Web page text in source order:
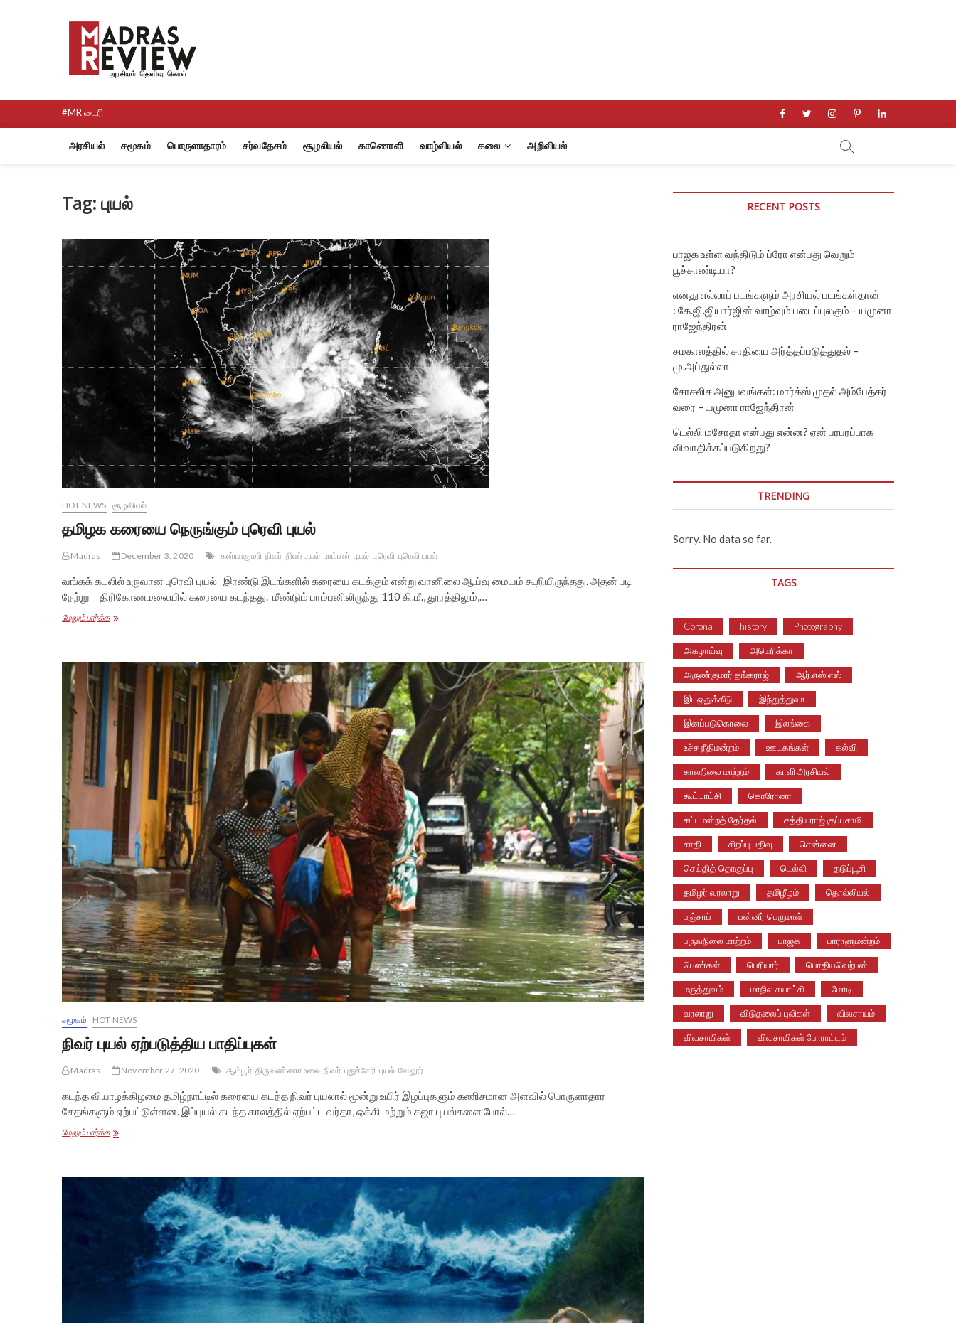
Madras Review
#MR டைரி facebooktwitterinstagrampinterestlinkedin
அரசியல் சமூகம் பொருளாதாரம் சர்வதேசம் சூழலியல் காணொளி வாழ்வியல் கலை அறிவியல்
Tag: புயல்
HOT NEWS சூழலியல்
தமிழக கரையை நெருங்கும் புரெவி புயல்
Madras December 3, 2020 கன்யாகுமரி நிவர் நிவர் புயல் பாம்பன் புயல் புரெவி புரெவி புயல்
வங்கக் கடலில் உருவான புரெவி புயல் இரண்டு இடங்களில் கரையை கடக்கும் என்று வானிலை ஆய்வு மையம் கூறியிருந்தது. அதன் படி
நேற்று திரிகோணமலையில் கரையை கடந்தது. மீண்டும் பாம்பனிலிருந்து 110 கி.மீ., தூரத்திலும்,…
மேலும் பார்க்கதமிழக
சமூகம் HOT NEWS
நிவர் புயல் ஏற்படுத்திய பாதிப்புகள்
Madras November 27, 2020 ஆம்பூர் திருவண்ணாமலை நிவர் புதுச்சேரி புயல் வேலூர்
கடந்த வியாழக்கிழமை தமிழ்நாட்டில் கரையை கடந்த நிவர் புயலால் மூன்று உயிர் இழப்புகளும் கணிசமான அளவில் பொருளாதார
சேதங்களும் ஏற்பட்டுள்ளன. இப்புயல் கடந்த காலத்தில் ஏற்பட்ட வர்தா, ஒக்கி மற்றும் கஜா புயல்களை போல்…
மேலும் பார்க்கநிவர்
RECENT POSTS
பாஜக உள்ள வந்திடும் ப்ரோ என்பது வெறும்
பூச்சாண்டியா?
எனது எல்லாப் படங்களும் அரசியல் படங்கள்தான்
: கே.ஜி.ஜியார்ஜின் வாழ்வும் படைப்புலகும் – யமுனா
ராஜேந்திரன்
சமகாலத்தில் சாதியை அர்த்தப்படுத்துதல் –
மு.அப்துல்லா
சோசலிச அனுபவங்கள்: மார்க்ஸ் முதல் அம்பேத்கர்
வரை – யமுனா ராஜேந்திரன்
டெல்லி மசோதா என்பது என்ன? ஏன் பரபரப்பாக
விவாதிக்கப்படுகிறது?
TRENDING
Sorry. No data so far.
TAGS
Corona history Photography
அகழாய்வு அமெரிக்கா
அருண்குமார் தங்கராஜ் ஆர்.எஸ்.எஸ்
இடஒதுக்கீடு இந்துத்துவா
இனப்படுகொலை இலங்கை
உச்ச நீதிமன்றம் ஊடகங்கள் கல்வி
காலநிலை மாற்றம் காவி அரசியல்
கூட்டாட்சி கொரோனா
சட்டமன்றத் தேர்தல் சத்தியராஜ் குப்புசாமி
சாதி சிறப்பு பதிவு சென்னை
செய்தித் தொகுப்பு டெல்லி தடுப்பூசி
தமிழர் வரலாறு தமிழீழம் தொல்லியல்
பஞ்சாப் பன்னீர் பெருமாள்
பருவநிலை மாற்றம் பாஜக பாராளுமன்றம்
பெண்கள் பெரியார் பொதியவெற்பன்
மருத்துவம் மாநில சுயாட்சி மோடி
வரலாறு விடுதலைப் புலிகள் விவசாயம்
விவசாயிகள் விவசாயிகள் போராட்டம்